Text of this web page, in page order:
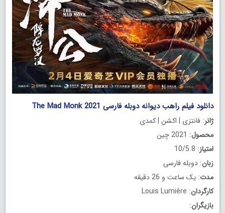
دانلود فیلم راهب دیوانه دوبله فارسی The Mad Monk 2021
ژانر: فانتزی | اکشن | کمدی
محصول: 2021 چین
امتیاز: 10/5.8
زبان: دوبله فارسی
مدت: یک ساعت و 26 دقیقه
کارگردان: Louis Lumière
بازیگران: